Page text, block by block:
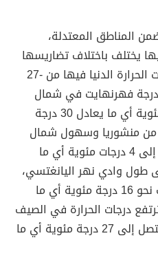
المناطق المعتدلة،
يختلف باختلاف تضاريسها
المتنوعة، فتصل متوسط درجات الحرارة الدنيا فيها من -27
درجة مئوية اي ما يعادل -17 درجة فهرنهايت في شمال
من منشوريا وسهول شمال
الصين، كما تصل درجة الحرارة إلى 4 درجات مئوية أي ما
على طول وادي نهر اليانغتسي،
وتبلغ درجة الحرارة في الجنوب نحو 16 درجة مئوية أي ما
وترتفع درجات الحرارة في الصيف
وخاصة في شهر تموز/يوليو لتصل إلى 27 درجة مئوية أي ما